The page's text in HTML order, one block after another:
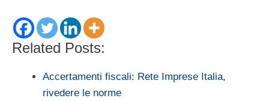
Related Posts:
Accertamenti fiscali: Rete Imprese Italia,
rivedere le norme